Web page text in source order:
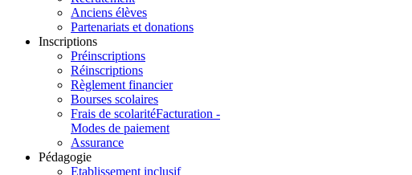
Anciens élèves
Partenariats et donations
Inscriptions
Préinscriptions
Réinscriptions
Règlement financier
Bourses scolaires
Frais de scolaritéFacturation -
Modes de paiement
Assurance
Pédagogie
Etablissement inclusif